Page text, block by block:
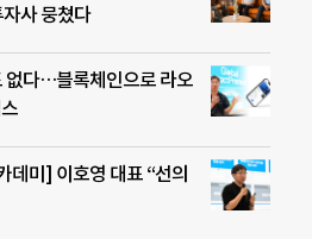
사 뭉쳤다
없다…블록체인으로 라오
데미] 이호영 대표 “선의